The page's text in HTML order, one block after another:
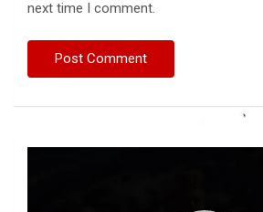
next time I comment.